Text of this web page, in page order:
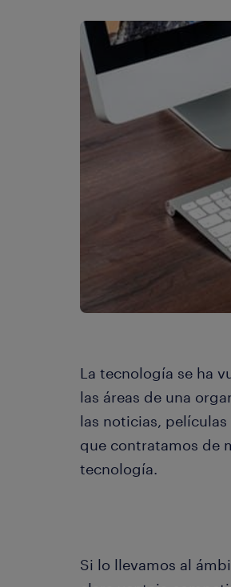
La tecnología se ha
las áreas de una
las noticias,
que contratamos de
tecnología.
Si lo llevamos al